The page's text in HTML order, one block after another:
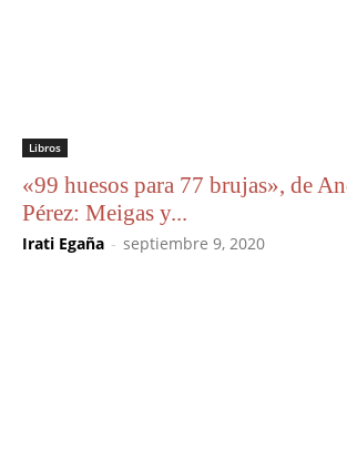
Libros
«99 huesos para 77 brujas», de
Pérez: Meigas y...
Irati Egaña - septiembre 9, 2020